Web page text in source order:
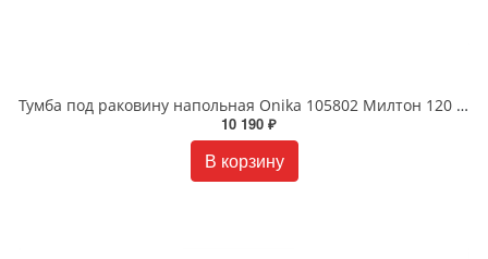
Тумба под раковину напольная Onika 105802 Милтон 120 см белая
10 190 ₽
В корзину